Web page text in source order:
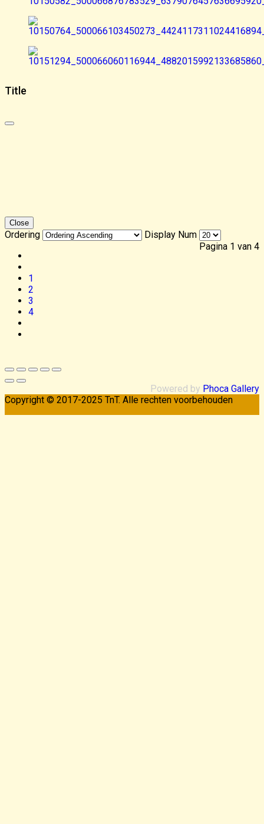
Title
Close
Ordering
Display Num
Pagina 1 van 4
1
2
3
4
Powered by Phoca Gallery
Copyright © 2017-2025 TnT. Alle rechten voorbehouden